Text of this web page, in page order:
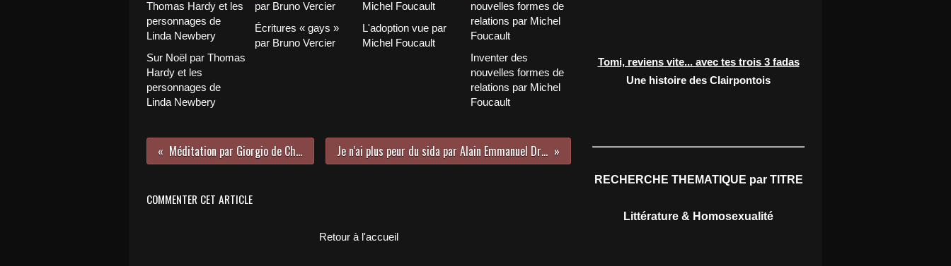
Sur Noël par Thomas
Hardy et les
personnages de
Linda Newbery
Écritures « gays »
par Bruno Vercier
L'adoption vue par
Michel Foucault
Inventer des
nouvelles formes de
relations par Michel
Foucault
Méditation par Giorgio de Chirico Je n'ai plus peur du sida par Alain Emmanuel Dreuilhe
COMMENTER CET ARTICLE
Retour à l'accueil
Tomi, reviens vite... avec tes trois 3 fadas
Une histoire des Clairpontois
RECHERCHE THEMATIQUE par TITRE
Littérature & Homosexualité